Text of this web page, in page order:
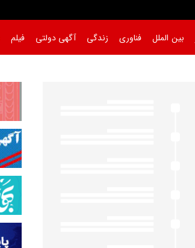
بین الملل فناوری زندگی آگهی دولتی فیلم